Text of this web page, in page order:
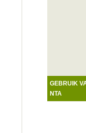
GEBRUIK
NTA